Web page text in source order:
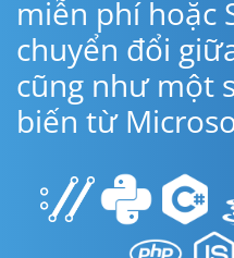
miễn phí hoặc
chuyển đổi
cũng như một
biến từ